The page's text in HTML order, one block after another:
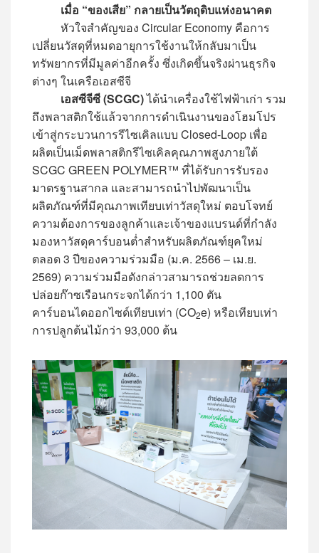
เมื่อ “ของเสีย” กลายเป็นวัตถุดิบแห่งอนาคต
หัวใจสำคัญของ Circular Economy คือการ
เปลี่ยนวัสดุที่หมดอายุการใช้งานให้กลับมาเป็น
ทรัพยากรที่มีมูลค่าอีกครั้ง ซึ่งเกิดขึ้นจริงผ่านธุรกิจ
ต่างๆ ในเครือเอสซีจี
เอสซีจีซี (SCGC)ได้นำเครื่องใช้ไฟฟ้าเก่า รวม
ถึงพลาสติกใช้แล้วจากการดำเนินงานของโฮมโปร
เข้าสู่กระบวนการรีไซเคิลแบบ Closed-Loop เพื่อ
ผลิตเป็นเม็ดพลาสติกรีไซเคิลคุณภาพสูงภายใต้
SCGC GREEN POLYMER™ ที่ได้รับการรับรอง
มาตรฐานสากล และสามารถนำไปพัฒนาเป็น
ผลิตภัณฑ์ที่มีคุณภาพเทียบเท่าวัสดุใหม่ ตอบโจทย์
ความต้องการของลูกค้าและเจ้าของแบรนด์ที่กำลัง
มองหาวัสดุคาร์บอนต่ำสำหรับผลิตภัณฑ์ยุคใหม่
ตลอด 3 ปีของความร่วมมือ (ม.ค. 2566 – เม.ย.
2569) ความร่วมมือดังกล่าวสามารถช่วยลดการ
ปล่อยก๊าซเรือนกระจกได้กว่า 1,100 ตัน
คาร์บอนไดออกไซด์เทียบเท่า (CO2e) หรือเทียบเท่า
การปลูกต้นไม้กว่า 93,000 ต้น